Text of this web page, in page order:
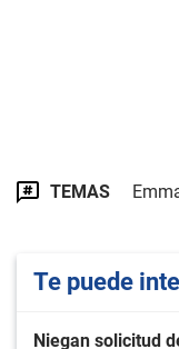
TEMAS
Te puede
Niegan solicitud